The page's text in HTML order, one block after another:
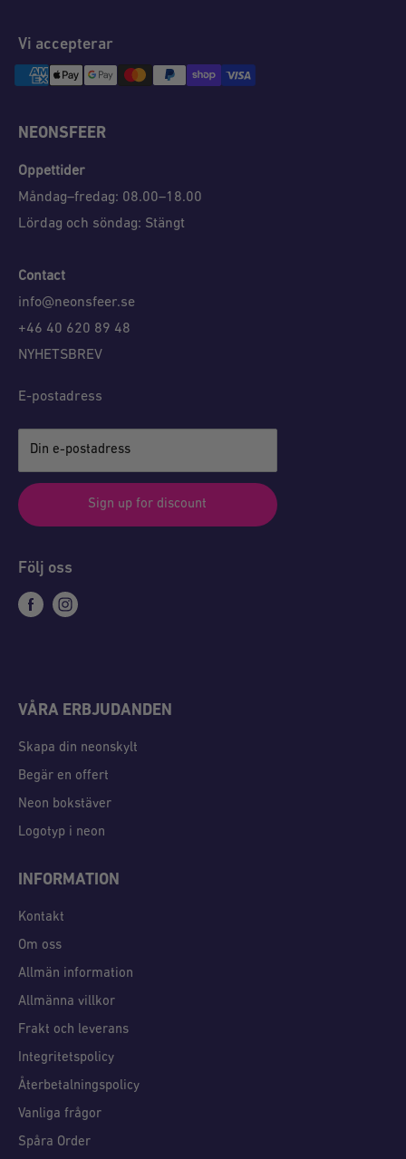
NEONSFEER
Öppettider
Måndag–fredag: 08.00–18.00
Lördag och söndag: Stängt
Contact
info@neonsfeer.se
+46 40 620 89 48
NYHETSBREV
E-postadress
Din e-postadress
Sign up for discount
Följ oss
Vi accepterar
VÅRA ERBJUDANDEN
Skapa din neonskylt
Begär en offert
Neon bokstäver
Logotyp i neon
INFORMATION
Kontakt
Om oss
Allmän information
Allmänna villkor
Frakt och leverans
Integritetspolicy
Återbetalningspolicy
Vanliga frågor
Spåra Order